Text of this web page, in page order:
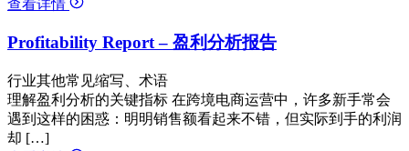
查看详情
Profitability Report – 盈利分析报告
行业其他常见缩写、术语
理解盈利分析的关键指标 在跨境电商运营中，许多新手常会
遇到这样的困惑：明明销售额看起来不错，但实际到手的利润
却 […]